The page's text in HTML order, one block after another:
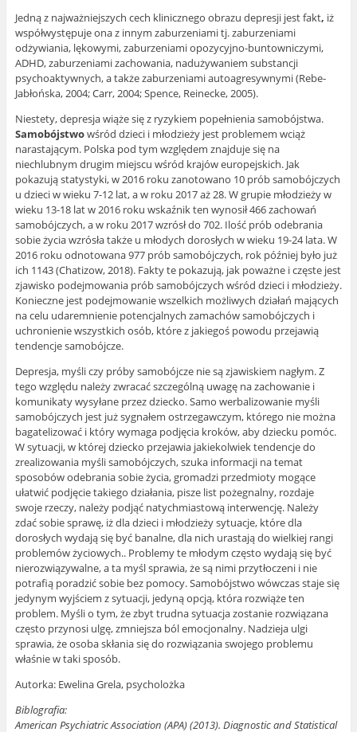
Jedną z najważniejszych cech klinicznego obrazu depresji jest fakt, iż
współwystępuje ona z innym zaburzeniami tj. zaburzeniami
odżywiania, lękowymi, zaburzeniami opozycyjno-buntowniczymi,
ADHD, zaburzeniami zachowania, nadużywaniem substancji
psychoaktywnych, a także zaburzeniami autoagresywnymi (Rebe-
Jabłońska, 2004; Carr, 2004; Spence, Reinecke, 2005).
Niestety, depresja wiąże się z ryzykiem popełnienia samobójstwa.
Samobójstwowśród dzieci i młodzieży jest problemem wciąż
narastającym. Polska pod tym względem znajduje się na
niechlubnym drugim miejscu wśród krajów europejskich. Jak
pokazują statystyki, w 2016 roku zanotowano 10 prób samobójczych
u dzieci w wieku 7-12 lat, a w roku 2017 aż 28. W grupie młodzieży w
wieku 13-18 lat w 2016 roku wskaźnik ten wynosił 466 zachowań
samobójczych, a w roku 2017 wzrósł do 702. Ilość prób odebrania
sobie życia wzrósła także u młodych dorosłych w wieku 19-24 lata. W
2016 roku odnotowana 977 prób samobójczych, rok później było już
ich 1143 (Chatizow, 2018). Fakty te pokazują, jak poważne i częste jest
zjawisko podejmowania prób samobójczych wśród dzieci i młodzieży.
Konieczne jest podejmowanie wszelkich możliwych działań mających
na celu udaremnienie potencjalnych zamachów samobójczych i
uchronienie wszystkich osób, które z jakiegoś powodu przejawią
tendencje samobójcze.
Depresja, myśli czy próby samobójcze nie są zjawiskiem nagłym. Z
tego względu należy zwracać szczególną uwagę na zachowanie i
komunikaty wysyłane przez dziecko. Samo werbalizowanie myśli
samobójczych jest już sygnałem ostrzegawczym, którego nie można
bagatelizować i który wymaga podjęcia kroków, aby dziecku pomóc.
W sytuacji, w której dziecko przejawia jakiekolwiek tendencje do
zrealizowania myśli samobójczych, szuka informacji na temat
sposobów odebrania sobie życia, gromadzi przedmioty mogące
ułatwić podjęcie takiego działania, pisze list pożegnalny, rozdaje
swoje rzeczy, należy podjąć natychmiastową interwencję. Należy
zdać sobie sprawę, iż dla dzieci i młodzieży sytuacje, które dla
dorosłych wydają się być banalne, dla nich urastają do wielkiej rangi
problemów życiowych.. Problemy te młodym często wydają się być
nierozwiązywalne, a ta myśl sprawia, że są nimi przytłoczeni i nie
potrafią poradzić sobie bez pomocy. Samobójstwo wówczas staje się
jedynym wyjściem z sytuacji, jedyną opcją, która rozwiąże ten
problem. Myśli o tym, że zbyt trudna sytuacja zostanie rozwiązana
często przynosi ulgę, zmniejsza ból emocjonalny. Nadzieja ulgi
sprawia, że osoba skłania się do rozwiązania swojego problemu
właśnie w taki sposób.
Autorka: Ewelina Grela, psycholożka
Biblografia:
American Psychiatric Association (APA) (2013). Diagnostic and Statistical